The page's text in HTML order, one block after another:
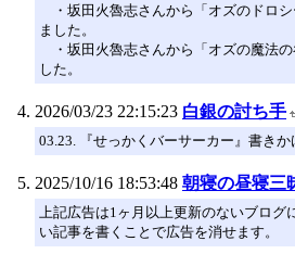
・坂田火魯志さんから「オズのドロ
ました。
・坂田火魯志さんから「オズの魔法
した。
2026/03/23 22:15:23 白銀の討ち手
03.23. 『せっかくバーサーカー』書きか
2025/10/16 18:53:48 朝寝の昼寝三
上記広告は1ヶ月以上更新のないブログ
い記事を書くことで広告を消せます。